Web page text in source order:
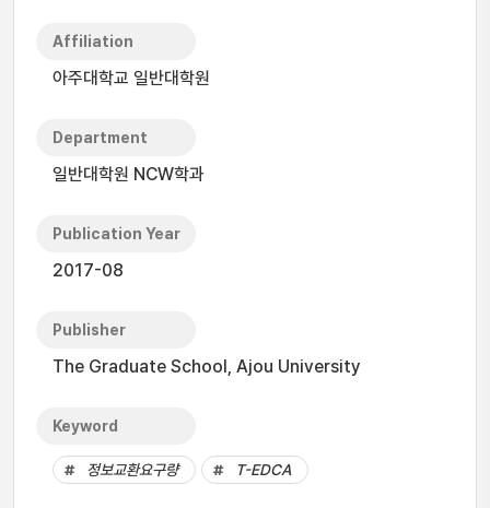
Affiliation
아주대학교 일반대학원
Department
일반대학원 NCW학과
Publication Year
2017-08
Publisher
The Graduate School, Ajou University
Keyword
정보교환요구량 T-EDCA